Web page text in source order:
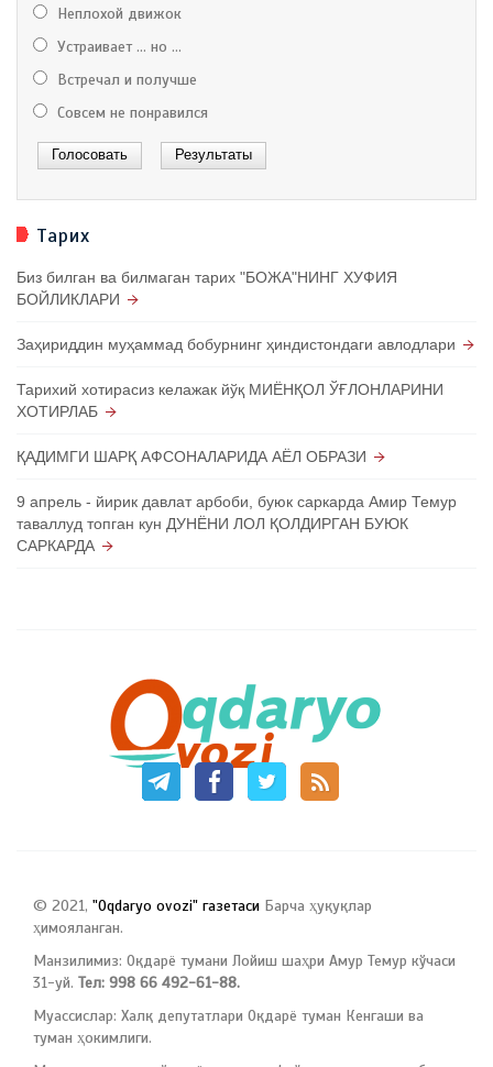
Неплохой движок
Устраивает ... но ...
Встречал и получше
Совсем не понравился
Тарих
Биз билган ва билмаган тарих "БОЖА"НИНГ ХУФИЯ
БОЙЛИКЛАРИ
Заҳириддин муҳаммад бобурнинг ҳиндистондаги авлодлари
Тарихий хотирасиз келажак йўқ МИЁНҚОЛ ЎҒЛОНЛАРИНИ
ХОТИРЛАБ
ҚАДИМГИ ШАРҚ АФСОНАЛАРИДА АЁЛ ОБРАЗИ
9 апрель - йирик давлат арбоби, буюк саркарда Амир Темур
таваллуд топган кун ДУНЁНИ ЛОЛ ҚОЛДИРГАН БУЮК
САРКАРДА
© 2021, "Oqdaryo ovozi" газетаси Барча ҳуқуқлар
ҳимояланган.
Манзилимиз: Оқдарё тумани Лойиш шаҳри Амур Темур кўчаси
31-уй. Тел: 998 66 492-61-88.
Муассислар: Халқ депутатлари Оқдарё туман Кенгаши ва
туман ҳокимлиги.